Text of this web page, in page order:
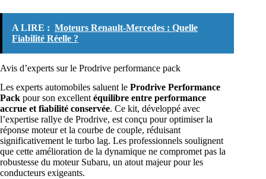
A LIRE : Moteurs Renault-Mercedes : Quelle
Fiabilité Réelle ?
Avis d’experts sur le Prodrive performance pack
Les experts automobiles saluent le Prodrive Performance
Pack pour son excellentéquilibre entre performance
accrue et fiabilité conservée. Ce kit, développé avec
l’expertise rallye de Prodrive, est conçu pour optimiser la
réponse moteur et la courbe de couple, réduisant
significativement le turbo lag. Les professionnels soulignent
que cette amélioration de la dynamique ne compromet pas la
robustesse du moteur Subaru, un atout majeur pour les
conducteurs exigeants.